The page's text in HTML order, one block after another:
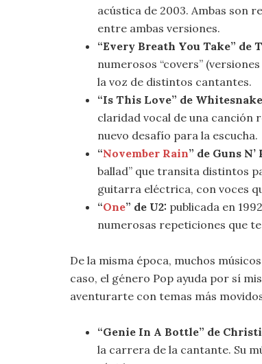
acústica de 2003. Ambas son
entre ambas versiones.
“Every Breath You Take” de
numerosos “covers”
la voz de distintos cantantes.
“Is This Love” de
claridad vocal de una canción
nuevo desafío para la escucha.
“November Rain” de Guns N’
ballad” que transita distintos
guitarra eléctrica, con voces
“One” de U2: publicada en
numerosas repeticiones que
De la misma época, muchos músicos
caso, el género Pop ayuda por sí
aventurarte con temas más
“Genie In A Bottle” de
la carrera de la cantante. Su